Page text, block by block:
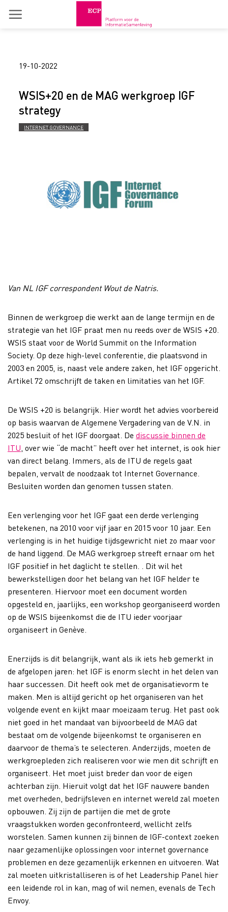
19-10-2022
WSIS+20 en de MAG werkgroep IGF
strategy
INTERNET GOVERNANCE
Van NL IGF correspondent Wout de Natris.
Binnen de werkgroep die werkt aan de lange termijn en de
strategie van het IGF praat men nu reeds over de WSIS +20.
WSIS staat voor de World Summit on the Information
Society. Op deze high-level conferentie, die plaatsvond in
2003 en 2005, is, naast vele andere zaken, het IGF opgericht.
Artikel 72 omschrijft de taken en limitaties van het IGF.
De WSIS +20 is belangrijk. Hier wordt het advies voorbereid
op basis waarvan de Algemene Vergadering van de V.N. in
2025 besluit of het IGF doorgaat. De discussie binnen de
ITU , over wie “de macht” heeft over het internet, is ook hier
van direct belang. Immers, als de ITU de regels gaat
bepalen, vervalt de noodzaak tot Internet Governance.
Besluiten worden dan genomen tussen staten.
Een verlenging voor het IGF gaat een derde verlenging
betekenen, na 2010 voor vijf jaar en 2015 voor 10 jaar. Een
verlenging is in het huidige tijdsgewricht niet zo maar voor
de hand liggend. De MAG werkgroep streeft ernaar om het
IGF positief in het daglicht te stellen. . Dit wil het
bewerkstelligen door het belang van het IGF helder te
presenteren. Hiervoor moet een document worden
opgesteld en, jaarlijks, een workshop georganiseerd worden
op de WSIS bijeenkomst die de ITU ieder voorjaar
organiseert in Genève.
Enerzijds is dit belangrijk, want als ik iets heb gemerkt in
de afgelopen jaren: het IGF is enorm slecht in het delen van
haar successen. Dit heeft ook met de organisatievorm te
maken. Men is altijd gericht op het organiseren van het
volgende event en kijkt maar moeizaam terug. Het past ook
niet goed in het mandaat van bijvoorbeeld de MAG dat
bestaat om de volgende bijeenkomst te organiseren en
daarvoor de thema’s te selecteren. Anderzijds, moeten de
werkgroepleden zich realiseren voor wie men dit schrijft en
organiseert. Het moet juist breder dan voor de eigen
achterban zijn. Hieruit volgt dat het IGF nauwere banden
met overheden, bedrijfsleven en internet wereld zal moeten
opbouwen. Zij zijn de partijen die met de grote
vraagstukken worden geconfronteerd, wellicht zelfs
worstelen. Samen kunnen zij binnen de IGF-context zoeken
naar gezamenlijke oplossingen voor internet governance
problemen en deze gezamenlijk erkennen en uitvoeren. Wat
zal moeten uitkristalliseren is of het Leadership Panel hier
een leidende rol in kan, mag of wil nemen, evenals de Tech
Envoy.